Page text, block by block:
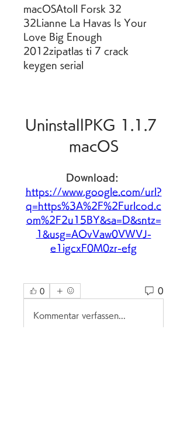
macOSAtoll Forsk 32
32Lianne La Havas Is Your
Love Big Enough
2012zipatlas ti 7 crack
keygen serial
UninstallPKG 1.1.7
macOS
https://www.google.com/url?
q=https%3A%2F%2Furlcod.c
om%2F2u15BY&sa=D&sntz=
1&usg=AOvVaw0VWVJ-
e1igcxF0M0zr-efg
0 0
Kommentar verfassen...